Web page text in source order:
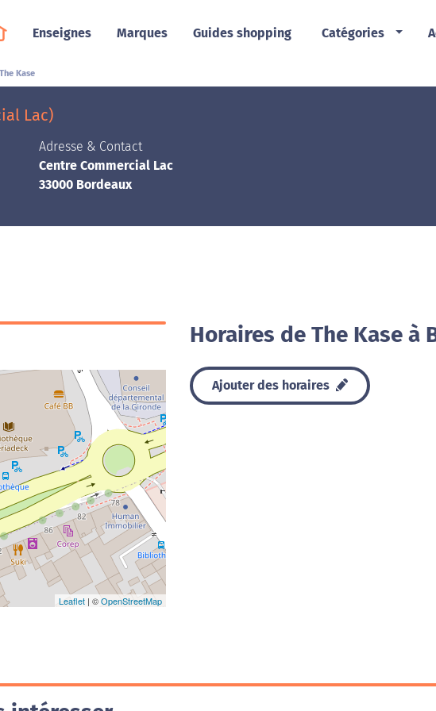
Enseignes Marques Guides shopping Catégories
The Kase
Lac)
Adresse & Contact
Centre Commercial Lac
33000 Bordeaux
Leaflet | ©OpenStreetMap
Horaires de The Kase à
Ajouter des horaires